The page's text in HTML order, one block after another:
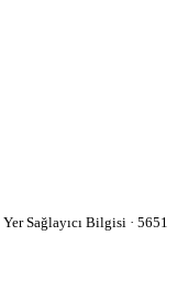
Yer Sağlayıcı Bilgisi · 5651